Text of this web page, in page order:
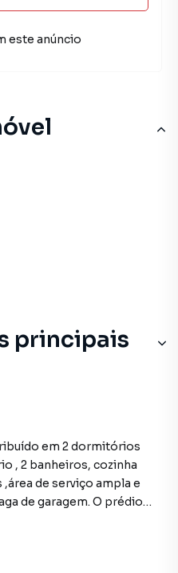
principais
2 dormitórios
de garagem. O prédio
este anúncio